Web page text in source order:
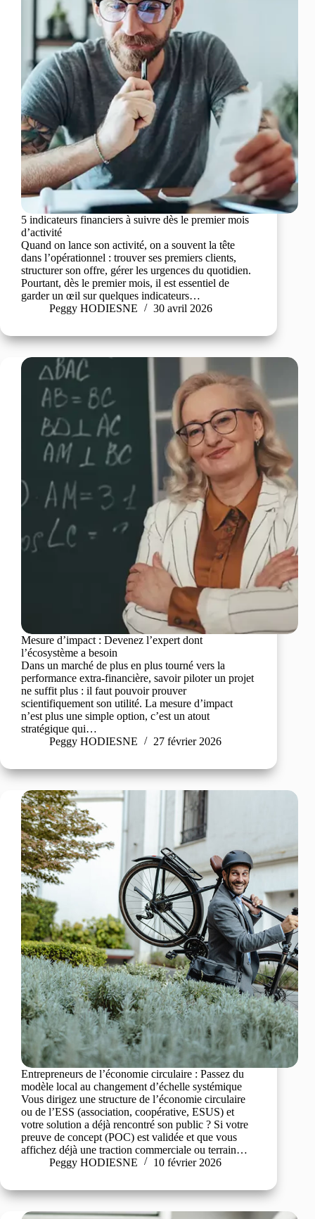
5 indicateurs financiers à suivre dès le premier mois
d’activité
Quand on lance son activité, on a souvent la tête
dans l’opérationnel : trouver ses premiers clients,
structurer son offre, gérer les urgences du quotidien.
Pourtant, dès le premier mois, il est essentiel de
garder un œil sur quelques indicateurs…
Peggy HODIESNE
30 avril 2026
Mesure d’impact : Devenez l’expert dont
l’écosystème a besoin
Dans un marché de plus en plus tourné vers la
performance extra-financière, savoir piloter un projet
ne suffit plus : il faut pouvoir prouver
scientifiquement son utilité. La mesure d’impact
n’est plus une simple option, c’est un atout
stratégique qui…
Peggy HODIESNE
27 février 2026
Entrepreneurs de l’économie circulaire : Passez du
modèle local au changement d’échelle systémique
Vous dirigez une structure de l’économie circulaire
ou de l’ESS (association, coopérative, ESUS) et
votre solution a déjà rencontré son public ? Si votre
preuve de concept (POC) est validée et que vous
affichez déjà une traction commerciale ou terrain…
Peggy HODIESNE
10 février 2026